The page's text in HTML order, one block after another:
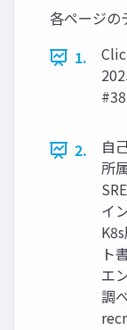
各ページの
1.
#38
2.
自
所
イ
ト
エ
調